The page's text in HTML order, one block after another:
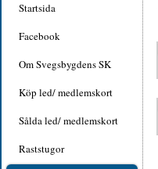
Startsida
Facebook
Om Svegsbygdens SK
Köp led/ medlemskort
Sålda led/ medlemskort
Raststugor